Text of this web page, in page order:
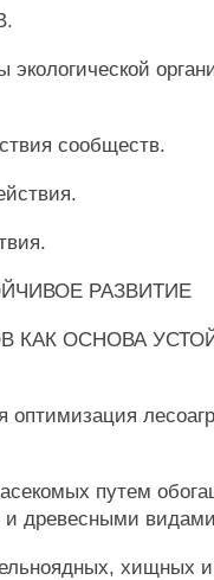
экологической
сообществ.
РАЗВИТИЕ
КАК ОСНОВА
оптимизация
путем
древесными
хищных и